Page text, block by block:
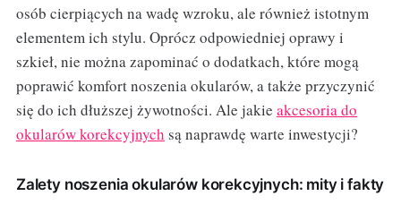
osób cierpiących na wadę wzroku, ale również istotnym
elementem ich stylu. Oprócz odpowiedniej oprawy i
szkieł, nie można zapominać o dodatkach, które mogą
poprawić komfort noszenia okularów, a także przyczynić
się do ich dłuższej żywotności. Ale jakie akcesoria do
okularów korekcyjnych są naprawdę warte inwestycji?
Zalety noszenia okularów korekcyjnych: mity i fakty